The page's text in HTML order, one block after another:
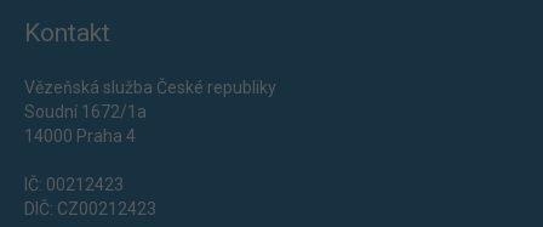
Kontakt
Vězeňská služba České republiky
Soudní 1672/1a
14000 Praha 4
IČ: 00212423
DIČ: CZ00212423